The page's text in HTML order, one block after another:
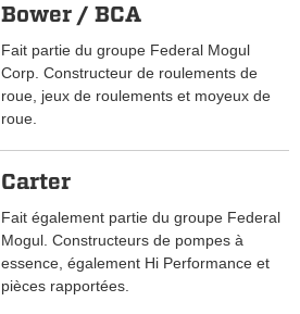
Bower / BCA
Fait partie du groupe Federal Mogul
Corp. Constructeur de roulements de
roue, jeux de roulements et moyeux de
roue.
Carter
Fait également partie du groupe Federal
Mogul. Constructeurs de pompes à
essence, également Hi Performance et
pièces rapportées.